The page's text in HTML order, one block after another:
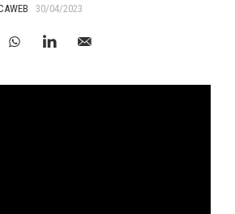
30/04/2023